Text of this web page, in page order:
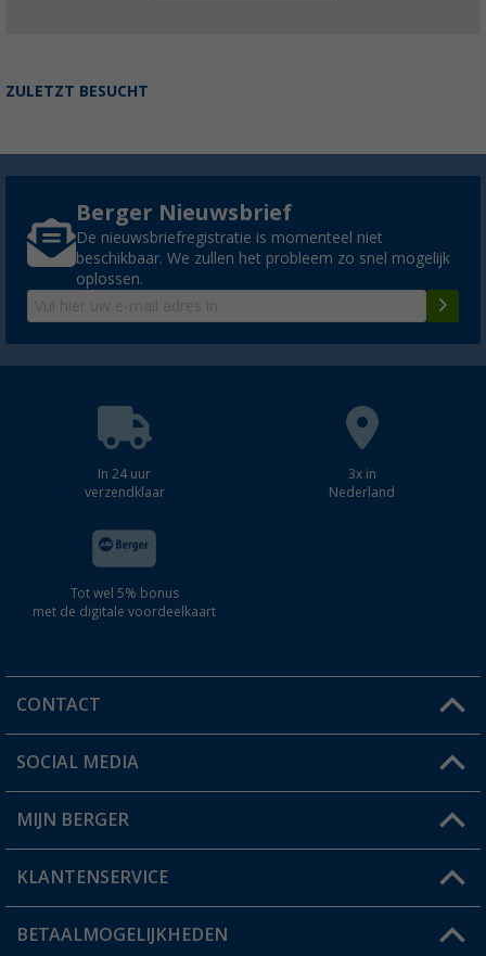
ZULETZT BESUCHT
Berger Nieuwsbrief
De nieuwsbriefregistratie is momenteel niet
beschikbaar. We zullen het probleem zo snel mogelijk
oplossen.
In 24 uur
verzendklaar
3x in
Nederland
Tot wel 5% bonus
met de digitale voordeelkaart
CONTACT
Een vraag?
Winkel vinden
SOCIAL MEDIA
MIJN BERGER
Mijn account
Status bestelling
KLANTENSERVICE
FAQ & Contact
BETAALMOGELIJKHEDEN